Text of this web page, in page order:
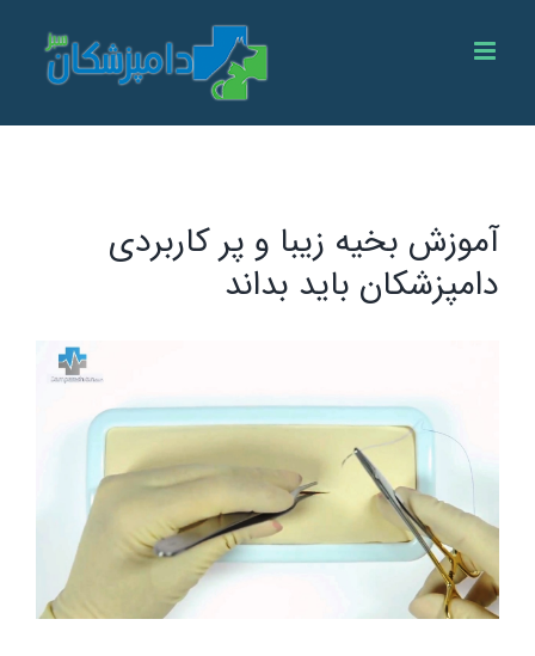
آموزش بخیه زیبا و پر کاربردی
دامپزشکان باید بداند
Larger
Image